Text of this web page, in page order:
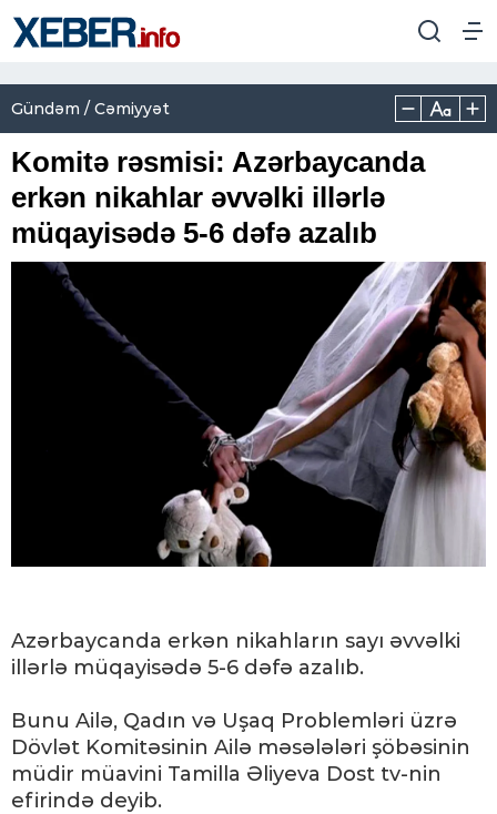
Gündəm / Cəmiyyət
Komitə rəsmisi: Azərbaycanda
erkən nikahlar əvvəlki illərlə
müqayisədə 5-6 dəfə azalıb
Azərbaycanda erkən nikahların sayı əvvəlki
illərlə müqayisədə 5-6 dəfə azalıb.
Bunu Ailə, Qadın və Uşaq Problemləri üzrə
Dövlət Komitəsinin Ailə məsələləri şöbəsinin
müdir müavini Tamilla Əliyeva Dost tv-nin
efirində deyib.